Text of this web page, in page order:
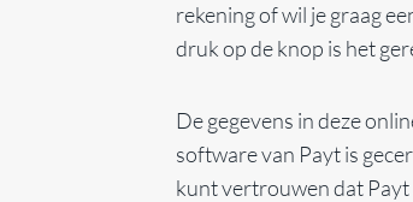
rekening of wil je graag
druk op de knop is het
De gegevens in deze
software van Payt is
kunt vertrouwen dat Payt